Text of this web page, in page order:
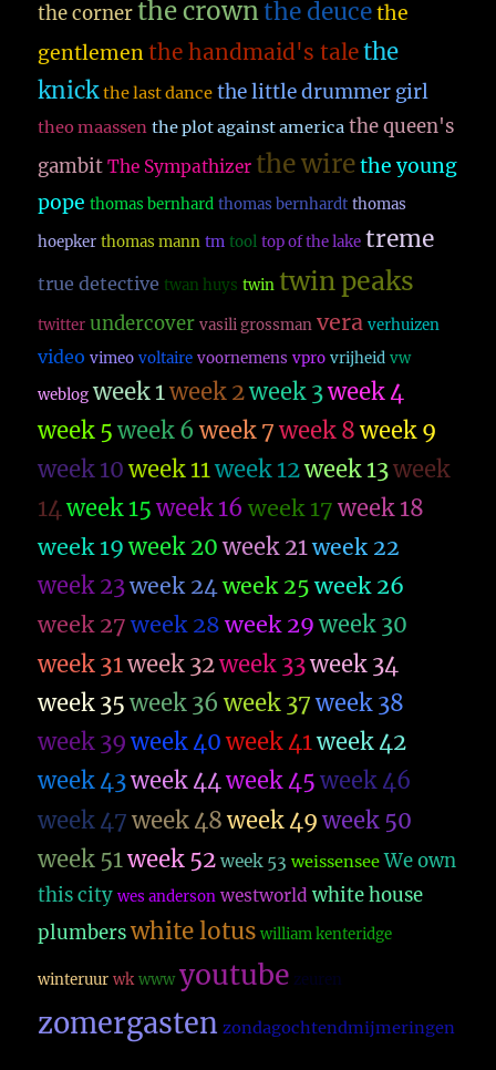
the corner the crownthe deuce the
gentlemen the handmaid's talethe
knick the last dance the little drummer girl
theo maassen the plot against america the queen's
gambit The Sympathizer the wire the young
pope thomas bernhard thomas bernhardt thomas
hoepker thomas mann tm tool top of the lake treme
true detective twan huys twin twin peaks
twitter undercover vasili grossman vera verhuizen
video vimeo voltaire voornemens vpro vrijheid vw
weblog week 1week 2week 3week 4
week 5 week 6 week 7 week 8 week 9
week 10 week 11week 12week 13week
14week 15 week 16 week 17 week 18
week 19 week 20 week 21week 22
week 23week 24week 25 week 26
week 27 week 28 week 29 week 30
week 31week 32week 33week 34
week 35 week 36 week 37 week 38
week 39 week 40 week 41week 42
week 43week 44week 45 week 46
week 47 week 48 week 49 week 50
week 51week 52 week 53 weissensee We own
this city wes anderson westworld white house
plumbers white lotus william kenteridge
winteruur wk www youtube zeuren
zomergasten zondagochtendmijmeringen